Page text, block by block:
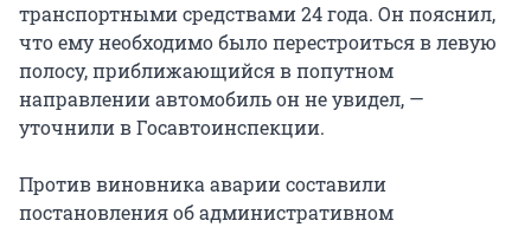
транспортными средствами 24 года. Он пояснил,
что ему необходимо было перестроиться в левую
полосу, приближающийся в попутном
направлении автомобиль он не увидел, —
уточнили в Госавтоинспекции.
Против виновника аварии составили
постановления об административном